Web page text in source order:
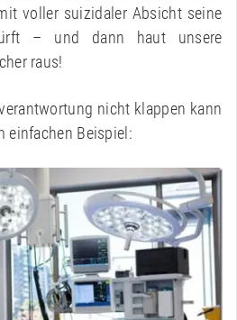
voller suizidaler Absicht seine
– und dann haut unsere
raus!
nicht klappen kann
einfachen Beispiel: